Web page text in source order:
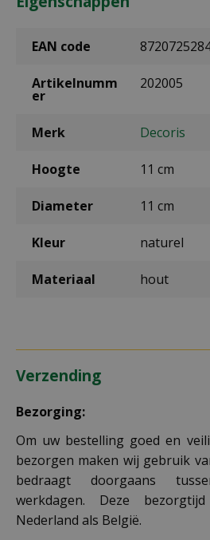
EAN code
Artikelnumm
er
202005
Merk Decoris
Hoogte 11 cm
Diameter 11 cm
Kleur naturel
Materiaal hout
Verzending
Bezorging:
Om uw bestelling goed en
bezorgen maken wij gebruik
bedraagt doorgaans
werkdagen. Deze
Nederland als België.